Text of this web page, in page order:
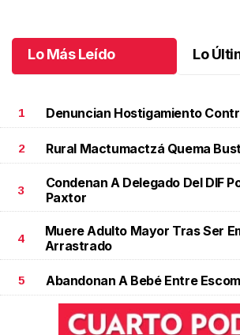
Lo Más Leído Lo
1 Denuncian Hostigamiento
2 Rural Mactumactzá Quema
3
Condenan A Delegado Del DIF
Paxtor
4
Muere Adulto Mayor Tras Ser
Arrastrado
5 Abandonan A Bebé Entre